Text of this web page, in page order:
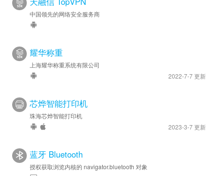
中国领先的网络安全服务商
耀华称重
上海耀华称重系统有限公司
2022-7-7 更新
芯烨智能打印机
珠海芯烨智能打印机
2023-3-7 更新
蓝牙 Bluetooth
授权获取浏览内核的 navigator.bluetooth 对象